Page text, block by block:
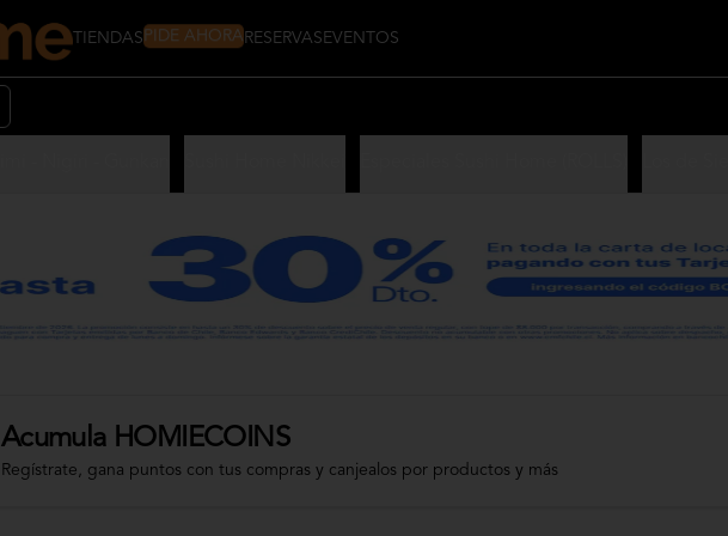
TIENDAS PIDE AHORA RESERVAS EVENTOS
Acumula HOMIECOINS
Regístrate, gana puntos con tus compras y canjealos por productos y más